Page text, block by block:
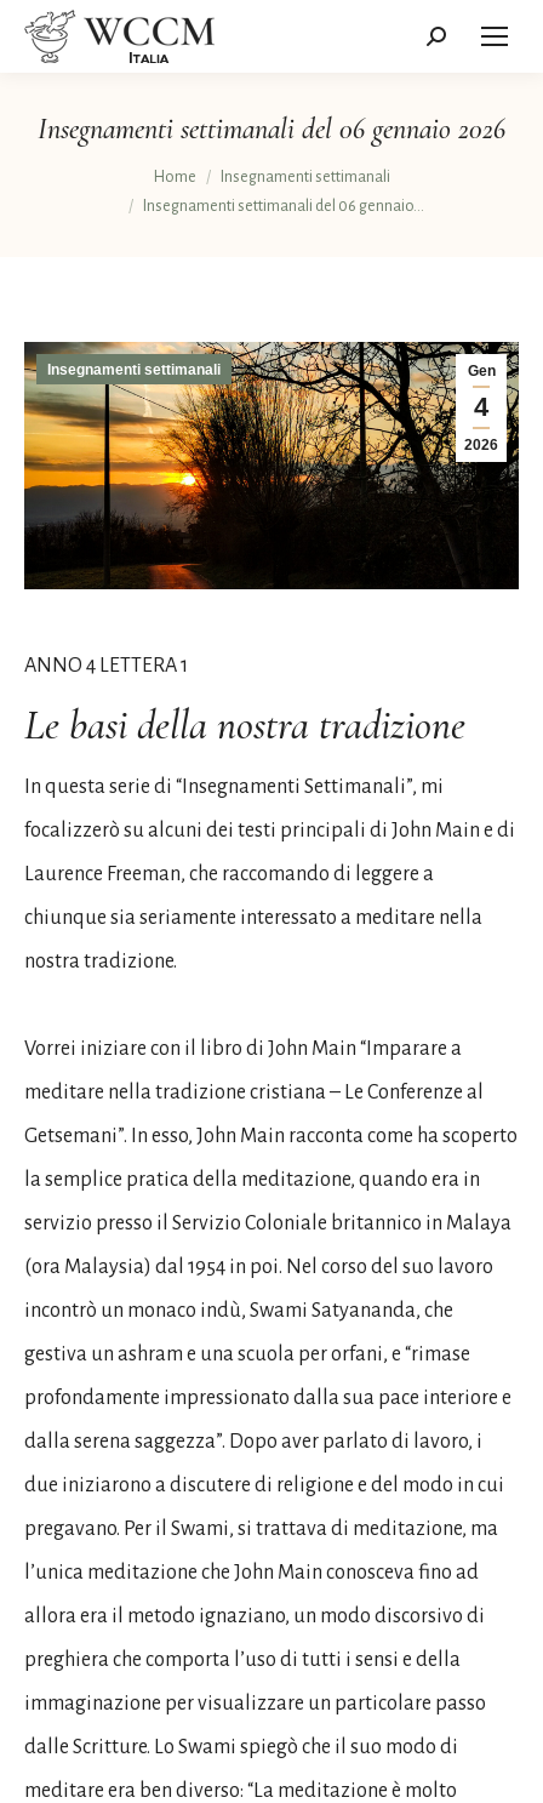
Cerca:
Insegnamenti settimanali del 06 gennaio 2026
Home
Insegnamenti settimanali
Insegnamenti settimanali del 06 gennaio…
Gen
4
2026
Insegnamenti settimanali
ANNO 4 LETTERA 1
Le basi della nostra tradizione
In questa serie di “Insegnamenti Settimanali”, mi
focalizzerò su alcuni dei testi principali di John Main e di
Laurence Freeman, che raccomando di leggere a
chiunque sia seriamente interessato a meditare nella
nostra tradizione.
Vorrei iniziare con il libro di John Main “Imparare a
meditare nella tradizione cristiana – Le Conferenze al
Getsemani”. In esso, John Main racconta come ha scoperto
la semplice pratica della meditazione, quando era in
servizio presso il Servizio Coloniale britannico in Malaya
(ora Malaysia) dal 1954 in poi. Nel corso del suo lavoro
incontrò un monaco indù, Swami Satyananda, che
gestiva un ashram e una scuola per orfani, e “rimase
profondamente impressionato dalla sua pace interiore e
dalla serena saggezza”. Dopo aver parlato di lavoro, i
due iniziarono a discutere di religione e del modo in cui
pregavano. Per il Swami, si trattava di meditazione, ma
l’unica meditazione che John Main conosceva fino ad
allora era il metodo ignaziano, un modo discorsivo di
preghiera che comporta l’uso di tutti i sensi e della
immaginazione per visualizzare un particolare passo
dalle Scritture. Lo Swami spiegò che il suo modo di
meditare era ben diverso: “La meditazione è molto